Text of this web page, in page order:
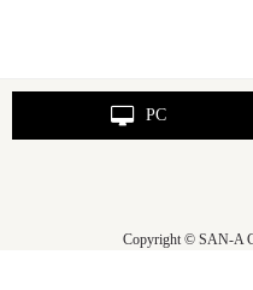
PC
Copyright © SAN-A